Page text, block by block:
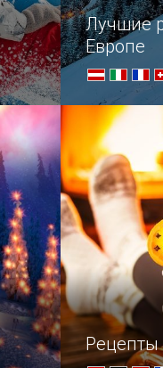
Лучшие
Европе
значит,
зимнего
лучшие
Рецепты